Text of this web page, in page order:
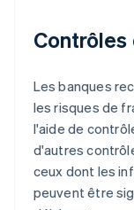
Les banques
les risques de
l'aide de
d'autres
ceux dont les
peuvent être